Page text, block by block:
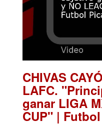
CHIVAS
LAFC.
ganar LIGA
CUP" |